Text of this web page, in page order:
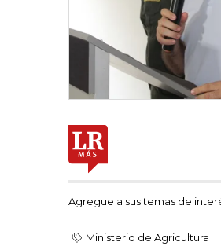
Agregue a sus temas de
Ministerio de Agricultura